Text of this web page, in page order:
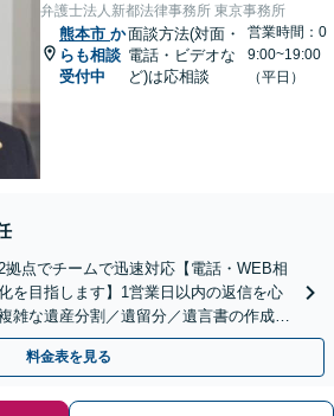
弁護士法人新都法律事務所 東京事務所
熊本市 か
らも相談
受付中
面談方法(対面・
電話・ビデオな
ど)は応相談
営業時間：0
9:00~19:00
（平日）
拠点でチームで迅速対応【電話・WEB相
を目指します】1営業日以内の返信を心
雑な遺産分割／遺留分／遺言書の作成・
ください」【休日相談あり】
料金表を見る